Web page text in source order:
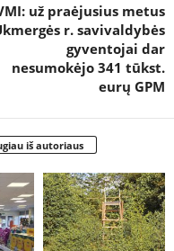
už praėjusius metus
r. savivaldybės
gyventojai dar
nesumokėjo 341 tūkst.
eurų GPM
iš autoriaus